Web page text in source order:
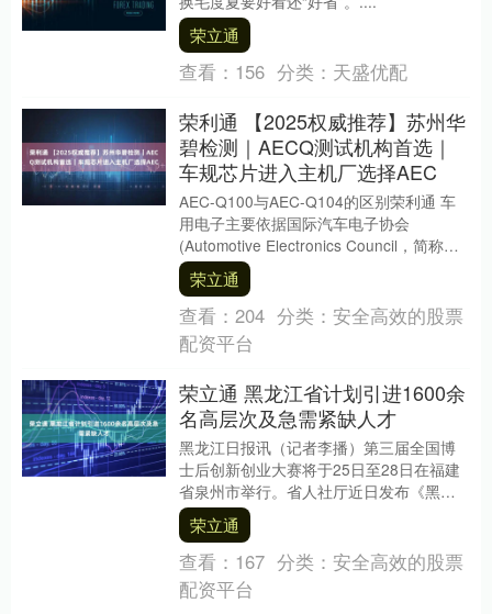
荣立通
查看： 156 分类： 天盛优配
荣利通 【2025权威推荐】苏州华
碧检测｜AECQ测试机构首选｜
车规芯片进入主机厂选择AEC
AEC-Q100与AEC-Q104的区别荣利通 车
用电子主要依据国际汽车电子协会
(Automotive Electronics Council，简称
AEC)作为....
荣立通
查看： 204 分类： 安全高效的股票
配资平台
荣立通 黑龙江省计划引进1600余
名高层次及急需紧缺人才
黑龙江日报讯（记者李播）第三届全国博
士后创新创业大赛将于25日至28日在福建
省泉州市举行。省人社厅近日发布《黑龙
江省参加第三届全国博士后创新创业大赛
期间引才计划....
荣立通
查看： 167 分类： 安全高效的股票
配资平台